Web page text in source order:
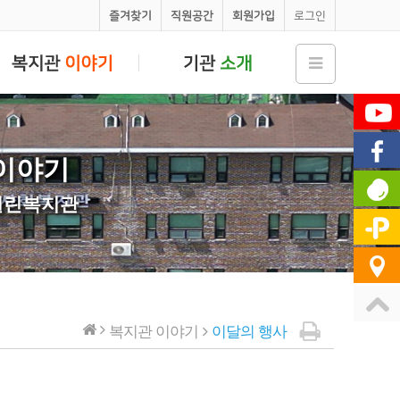
로그인
회원가입
직원공간
즐겨찾기
야기
복지관
복지관 이야기 이달의 행사